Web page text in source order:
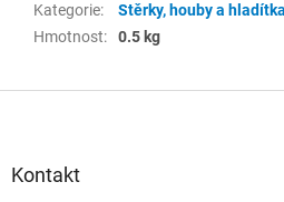
Kategorie:
Stěrky, houby a hladítka
Hmotnost: 0.5 kg
Kontakt